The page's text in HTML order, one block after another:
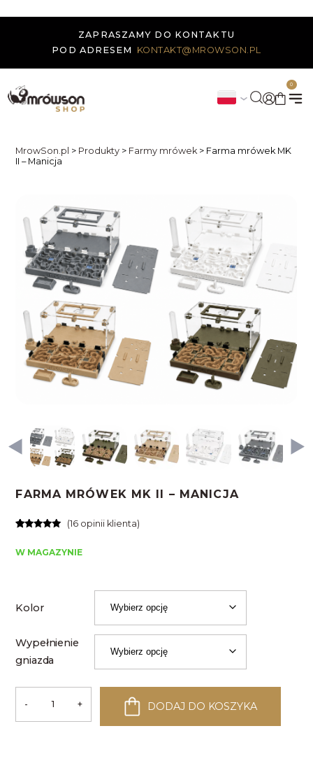
ZAPRASZAMY DO KONTAKTU
POD ADRESEM
KONTAKT@MROWSON.PL
0
MrowSon.pl > Produkty > Farmy mrówek > Farma mrówek MK
II – Manicja
FARMA MRÓWEK MK II – MANICJA
na
(16opinii klienta)
W MAGAZYNIE
Kolor
Wypełnienie
gniazda
-
ilość
Farma
+ DODAJ DO KOSZYKA